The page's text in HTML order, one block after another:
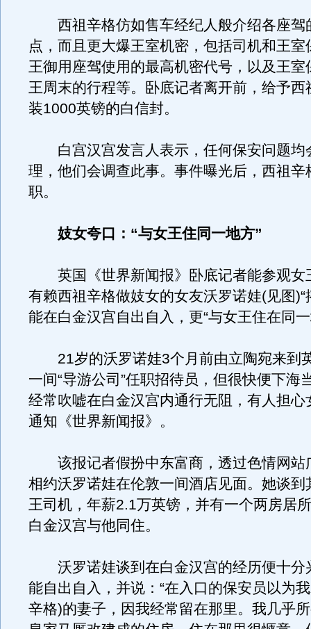
西祖辛格仿如售车经纪人般介绍各座驾
点，而且更大爆王室机密，包括司机和王室
王御用座驾使用的最高机密代号，以及王室
王周末的行程等。卧底记者离开前，给予西
装1000英镑的白信封。
白宫汉宫发言人表示，任何保安问题均
理，他们会调查此事。事件曝光后，西祖辛
职。
妓女夸口：“与女王住同一地方”
英国《世界新闻报》卧底记者能参观女
有赖西祖辛格做妓女的女友沃罗诺娃(见图)“
能在白金汉宫自出自入，更“与女王住在同
21岁的沃罗诺娃3个月前由立陶宛来到
一间“导游公司”任职招待员，但很快便下海
经常吹嘘在白金汉宫内通行无阻，有人担心
通知《世界新闻报》。
该报记者假扮中东富商，透过色情网站
相约沃罗诺娃在伦敦一间酒店见面。她谈到
王司机，年薪2.1万英镑，并有一个两房居
白金汉宫与他同住。
沃罗诺娃谈到在白金汉宫的经历便十分
能自出自入，并说：“在入口的保安员以为
辛格)的妻子，因我经常留在那里。我几乎